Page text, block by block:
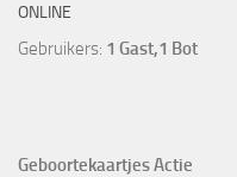
ONLINE
Gebruikers: 1 Gast,1 Bot
Geboortekaartjes Actie